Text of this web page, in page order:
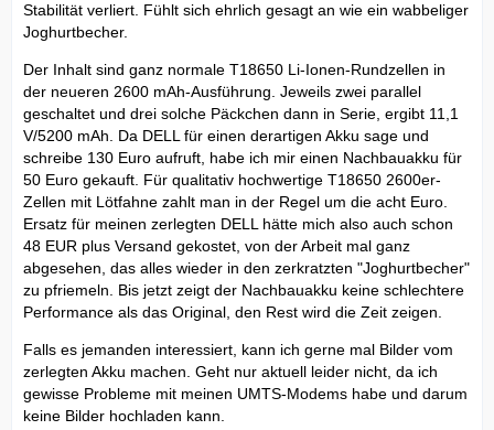
Stabilität verliert. Fühlt sich ehrlich gesagt an wie ein wabbeliger
Joghurtbecher.
Der Inhalt sind ganz normale T18650 Li-Ionen-Rundzellen in
der neueren 2600 mAh-Ausführung. Jeweils zwei parallel
geschaltet und drei solche Päckchen dann in Serie, ergibt 11,1
V/5200 mAh. Da DELL für einen derartigen Akku sage und
schreibe 130 Euro aufruft, habe ich mir einen Nachbauakku für
50 Euro gekauft. Für qualitativ hochwertige T18650 2600er-
Zellen mit Lötfahne zahlt man in der Regel um die acht Euro.
Ersatz für meinen zerlegten DELL hätte mich also auch schon
48 EUR plus Versand gekostet, von der Arbeit mal ganz
abgesehen, das alles wieder in den zerkratzten "Joghurtbecher"
zu pfriemeln. Bis jetzt zeigt der Nachbauakku keine schlechtere
Performance als das Original, den Rest wird die Zeit zeigen.
Falls es jemanden interessiert, kann ich gerne mal Bilder vom
zerlegten Akku machen. Geht nur aktuell leider nicht, da ich
gewisse Probleme mit meinen UMTS-Modems habe und darum
keine Bilder hochladen kann.